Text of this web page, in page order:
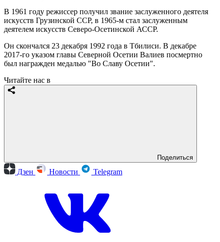
В 1961 году режиссер получил звание заслуженного деятеля
искусств Грузинской ССР, в 1965-м стал заслуженным
деятелем искусств Северо-Осетинской АССР.
Он скончался 23 декабря 1992 года в Тбилиси. В декабре
2017-го указом главы Северной Осетии Валиев посмертно
был награжден медалью "Во Славу Осетии".
Читайте нас в
Поделиться
Дзен Новости Telegram